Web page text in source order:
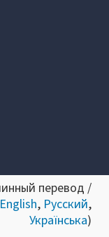
перевод /
English, Русский,
Українська)